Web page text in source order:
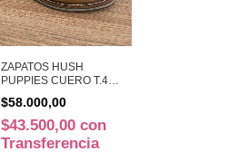
ZAPATOS HUSH
PUPPIES CUERO T.40
MA CO (50226)
$58.000,00
$43.500,00 con
Transferencia